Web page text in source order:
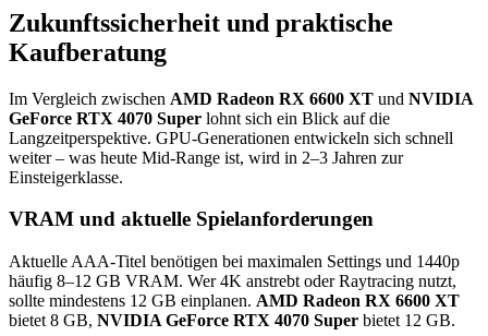
Zukunftssicherheit und praktische
Kaufberatung
Im Vergleich zwischen AMD Radeon RX 6600 XT und NVIDIA
GeForce RTX 4070 Super lohnt sich ein Blick auf die
Langzeitperspektive. GPU-Generationen entwickeln sich schnell
weiter – was heute Mid-Range ist, wird in 2–3 Jahren zur
Einsteigerklasse.
VRAM und aktuelle Spielanforderungen
Aktuelle AAA-Titel benötigen bei maximalen Settings und 1440p
häufig 8–12 GB VRAM. Wer 4K anstrebt oder Raytracing nutzt,
sollte mindestens 12 GB einplanen. AMD Radeon RX 6600 XT
bietet 8 GB, NVIDIA GeForce RTX 4070 Super bietet 12 GB.